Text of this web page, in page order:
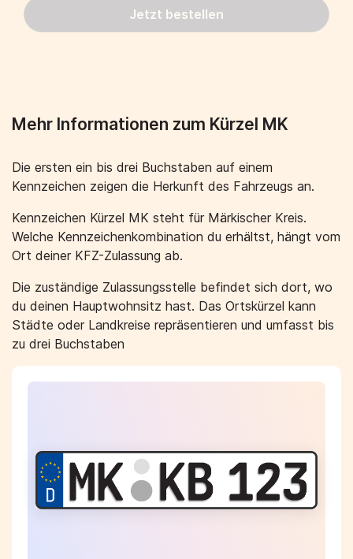
Jetzt bestellen
Mehr Informationen zum Kürzel MK
Die ersten ein bis drei Buchstaben auf einem
Kennzeichen zeigen die Herkunft des Fahrzeugs an.
Kennzeichen Kürzel MK steht für Märkischer Kreis.
Welche Kennzeichenkombination du erhältst, hängt vom
Ort deiner KFZ-Zulassung ab.
Die zuständige Zulassungsstelle befindet sich dort, wo
du deinen Hauptwohnsitz hast. Das Ortskürzel kann
Städte oder Landkreise repräsentieren und umfasst bis
zu drei Buchstaben